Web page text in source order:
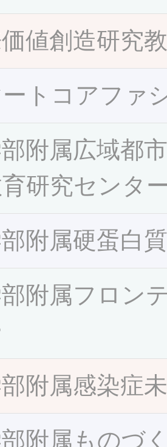
値創造研究
トコアファ
附属広域都
研究センタ
附属硬蛋白
附属フロン
附属感染症
附属ものづ